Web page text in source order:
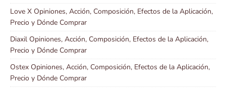
Love X Opiniones, Acción, Composición, Efectos de la Aplicación,
Precio y Dónde Comprar
Diaxil Opiniones, Acción, Composición, Efectos de la Aplicación,
Precio y Dónde Comprar
Ostex Opiniones, Acción, Composición, Efectos de la Aplicación,
Precio y Dónde Comprar